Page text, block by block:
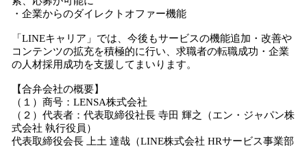
・企業からのダイレクトオファー機能
「LINEキャリア」では、今後もサービスの機能追加・改善や
コンテンツの拡充を積極的に行い、求職者の転職成功・企業
の人材採用成功を支援してまいります。
【合弁会社の概要】
（１）商号：LENSA株式会社
（２）代表者：代表取締役社長 寺田 輝之（エン・ジャパン株
式会社 執行役員）
代表取締役会長 上土 達哉（LINE株式会社 HRサービス事業部